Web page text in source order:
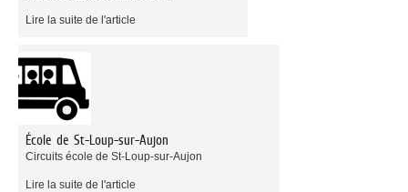
Lire la suite de l'article
École de St-Loup-sur-Aujon
Circuits école de St-Loup-sur-Aujon
Lire la suite de l'article